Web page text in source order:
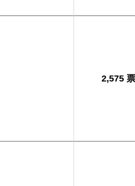
2,575 票